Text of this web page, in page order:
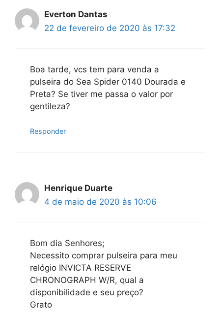
Everton Dantas
22 de fevereiro de 2020 às 17:32
Boa tarde, vcs tem para venda a
pulseira do Sea Spider 0140 Dourada e
Preta? Se tiver me passa o valor por
gentileza?
Responder
Henrique Duarte
4 de maio de 2020 às 10:06
Bom dia Senhores;
Necessito comprar pulseira para meu
relógio INVICTA RESERVE
CHRONOGRAPH W/R, qual a
disponibilidade e seu preço?
Grato